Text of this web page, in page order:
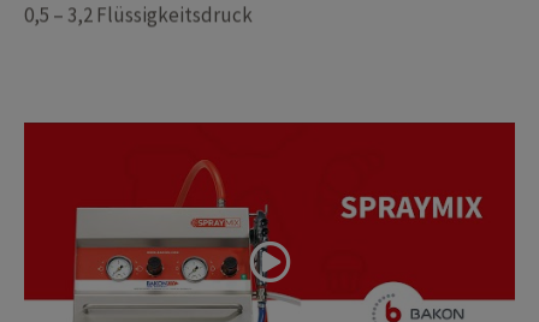
0,5 – 3,2 Flüssigkeitsdruck